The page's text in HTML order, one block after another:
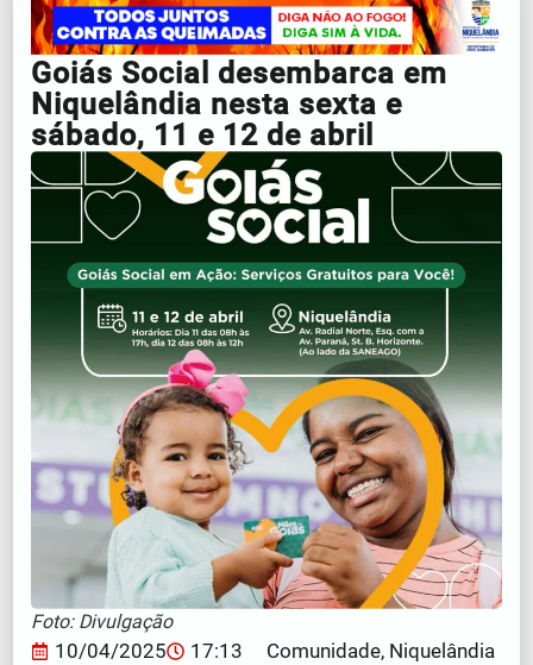
Goiás Social desembarca em
Niquelândia nesta sexta e
sábado, 11 e 12 de abril
Foto: Divulgação
10/04/2025 17:13 Comunidade, Niquelândia